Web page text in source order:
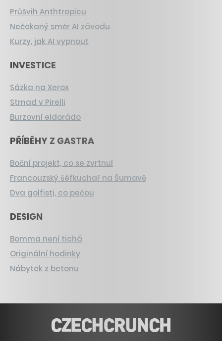
Průšvih Anthtropicu
Nečekaný směr AI závodu
Kurzy, jak AI vypnout
INVESTICE
Sázka na Xerox
Strnad v Pirelli
Burzovní eldorádo
PŘÍBĚHY Z GASTRA
Boční projekt, co se zvrtnul
Francouzský šéfkuchař na Šumavě
Dva golfisti, co pečou
DESIGN
Bomma není tichá
Originální hodinky
Nábytek z betonu